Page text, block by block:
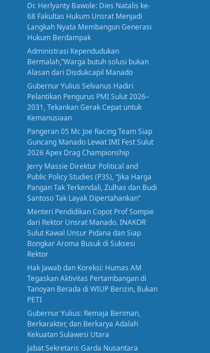
Dr. Herlyanty Bawole: Dies Natalis ke-
68 Fakultas Hukum Unsrat Menjadi
Langkah Nyata Membangun Generasi
Hukum Berdampak
Administrasi Kependudukan
Bermalah,”Warga butuh solusi bukan
Alasan dari Disdukcapil Manado
Gubernur Yulius Selvanus Hadiri
Pelantikan Pengurus PMI Sulut 2026–
2031, Tekankan Gerak Cepat untuk
Kemanusiaan
Pangeran 05 Mc Joe Racing Team Siap
Guncang Manado Lewat IMI Fest Sulut
2026 Apex Drag Championship
Jerry Massie Direktur Political and
Public Policy Studies (P3S), “Jika Harga
Pangan Tak Terkendali, Zulhas dan Budi
Santoso Tak Layak Dipertahankan”
Menteri Pendidikan Copot Prof Sompie
dari Rektor Unsrat Manado. INAKOR
Sulut Kawal Unsur Pidana dan Siap
Bongkar Aroma Busuk di Suksesi
Rektor
Hak Jawab dan Koreksi: Humas AM
Tegaskan Aktivitas Pertambangan di
Tanoyan Berada di WIUP Berizin, Bukan
PETI
Gubernur Yulius: Remaja Beriman,
Berkarakter, dan Berkarya Adalah
Kekuatan Sulawesi Utara
Jabat Sekretaris Garda Nusantara